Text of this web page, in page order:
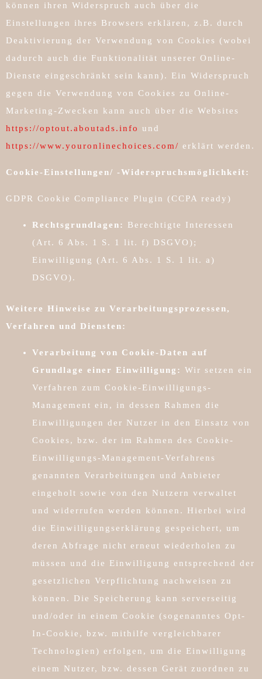
können ihren Widerspruch auch über die
Einstellungen ihres Browsers erklären, z.B. durch
Deaktivierung der Verwendung von Cookies (wobei
dadurch auch die Funktionalität unserer Online-
Dienste eingeschränkt sein kann). Ein Widerspruch
gegen die Verwendung von Cookies zu Online-
Marketing-Zwecken kann auch über die Websites
https://optout.aboutads.info
und
https://www.youronlinechoices.com/ erklärt werden.
Cookie-Einstellungen/ -Widerspruchsmöglichkeit:
GDPR Cookie Compliance Plugin (CCPA ready)
Rechtsgrundlagen:
Berechtigte Interessen
(Art. 6 Abs. 1 S. 1 lit. f) DSGVO);
Einwilligung (Art. 6 Abs. 1 S. 1 lit. a)
DSGVO).
Weitere Hinweise zu Verarbeitungsprozessen,
Verfahren und Diensten:
Verarbeitung von Cookie-Daten auf
Grundlage einer Einwilligung: Wir setzen ein
Verfahren zum Cookie-Einwilligungs-
Management ein, in dessen Rahmen die
Einwilligungen der Nutzer in den Einsatz von
Cookies, bzw. der im Rahmen des Cookie-
Einwilligungs-Management-Verfahrens
genannten Verarbeitungen und Anbieter
eingeholt sowie von den Nutzern verwaltet
und widerrufen werden können. Hierbei wird
die Einwilligungserklärung gespeichert, um
deren Abfrage nicht erneut wiederholen zu
müssen und die Einwilligung entsprechend der
gesetzlichen Verpflichtung nachweisen zu
können. Die Speicherung kann serverseitig
und/oder in einem Cookie (sogenanntes Opt-
In-Cookie, bzw. mithilfe vergleichbarer
Technologien) erfolgen, um die Einwilligung
einem Nutzer, bzw. dessen Gerät zuordnen zu